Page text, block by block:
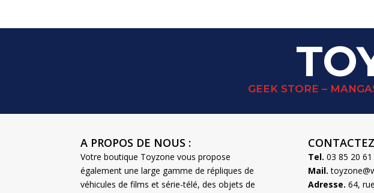
GEEK STORE –
A PROPOS DE NOUS :
Votre boutique Toyzone vous propose
également une large gamme de répliques de
véhicules de films et série-télé, des objets de
Tel. 03 85 20 61
Mail.
Adresse. 64,